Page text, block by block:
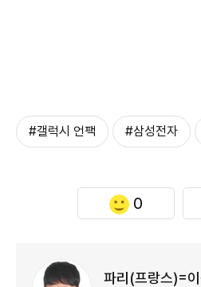
#갤럭시 언팩 #삼성전자
0
파리(프랑스)=